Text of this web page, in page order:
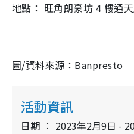
地點： 旺角朗豪坊 4 樓通
圖/資料來源：Banpresto
活動資訊
日期
2023年2月9日 -